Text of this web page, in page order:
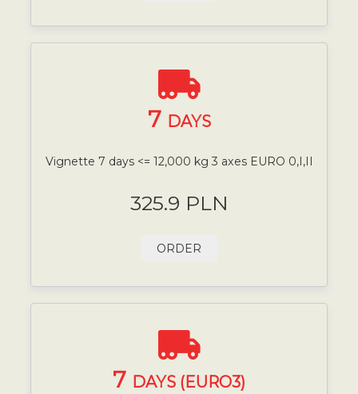
7 DAYS
Vignette 7 days <= 12,000 kg 3 axes EURO 0,I,II
325.9 PLN
ORDER
7 DAYS (EURO3)